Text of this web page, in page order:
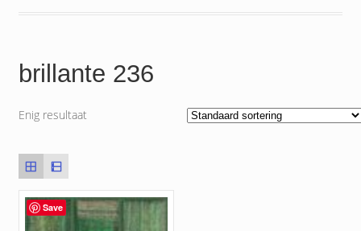
brillante 236
Enig resultaat
Save